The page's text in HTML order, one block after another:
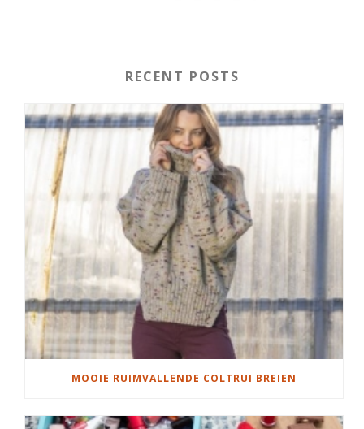
RECENT POSTS
MOOIE RUIMVALLENDE COLTRUI BREIEN